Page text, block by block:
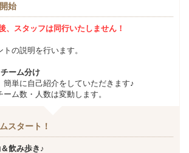
始
、スタッフは同行いたしません！
の説明を行います。
ーム分け
簡単に自己紹介をしていただきます♪
ム数・人数は変動します。
スタート！
飲み歩き♪